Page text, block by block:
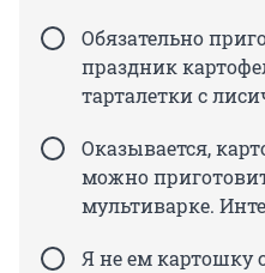
Обязательно
праздник
тарталетки с
Оказывается,
можно
мультиварке.
Я не ем картошку